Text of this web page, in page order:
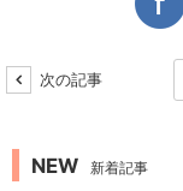
次の記事
NEW 新着記事